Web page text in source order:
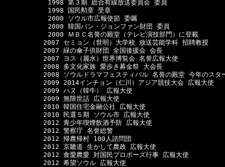
      　　　1998 第３期 総合有線放送委員会 委員
      　　　1998 国民勲章 受章
      　　　2000 ソウル市広報使節 委嘱
      　　　2000 韓国バン・ジョンファン財団 委員
      　　　2000 ＭＢＣ名誉の殿堂（テレビ演技部門）に登載
2007 セミョン（世明）大学校 放送芸能学科 招聘教授
2007 緑の傘子供財団 全国後援会 会長
2007 ヨス（麗水）世界博覧会 名誉広報大使
2008 多文化家族 愛歩き募金祭 大会長
2008 ソウルドラマフェスティバル 名誉の殿堂 今年のスタ
2009 2014インチョン（仁川）アジア競技大会 広報大使
2009 ハヌ（韓牛） 広報大使
2009 無限世話 広報大使
2010 韓国住宅金融公社 広報大使
2010 民選５期 ソウル市 広報大使
2012 青少年喫煙飲酒予防 広報大使
2012 警察庁 名誉総警
2012 帰農帰村 100人諮問団
2012 京畿道 生かして農政 広報大使
2012 食愛農愛 対国民プロポーズ行事 広報大使
2012 希望ソウル 広報大使